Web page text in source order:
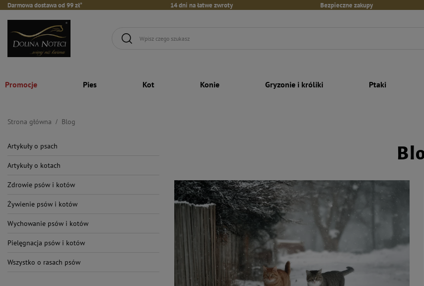
Darmowa dostawa od 99 zł* 14 dni na łatwe zwroty Bezpieczne zakupy
Promocje Pies Kot Konie Gryzonie i króliki Ptaki
Strona główna Blog
Artykuły o psach
Artykuły o kotach
Zdrowie psów i kotów
Żywienie psów i kotów
Wychowanie psów i kotów
Pielęgnacja psów i kotów
Wszystko o rasach psów